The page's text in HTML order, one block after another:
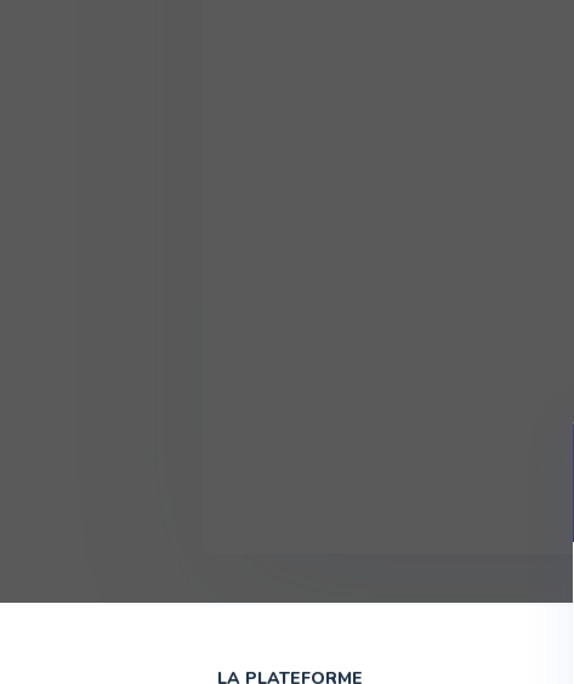
LA PLATEFORME